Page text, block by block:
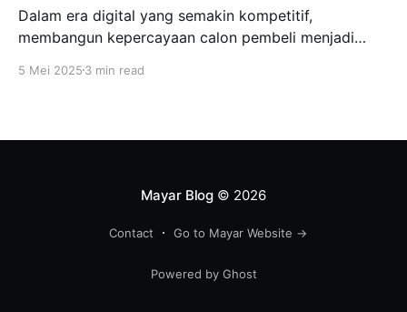
Dalam era digital yang semakin kompetitif,
membangun kepercayaan calon pembeli menjadi
Salah satu fitur inovatif yang ditawarkan Mayar untuk
secara real-time di halaman produk maupun
5 Mei 2025 3 min read
Mayar Blog© 2026
Contact Go to Mayar Website →
Powered by Ghost